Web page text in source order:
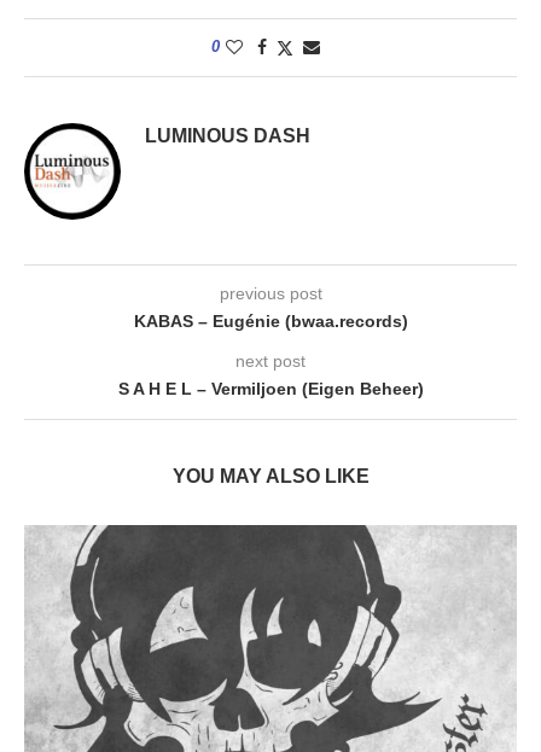
0
LUMINOUS DASH
previous post
KABAS – Eugénie (bwaa.records)
next post
S A H E L – Vermiljoen (Eigen Beheer)
YOU MAY ALSO LIKE